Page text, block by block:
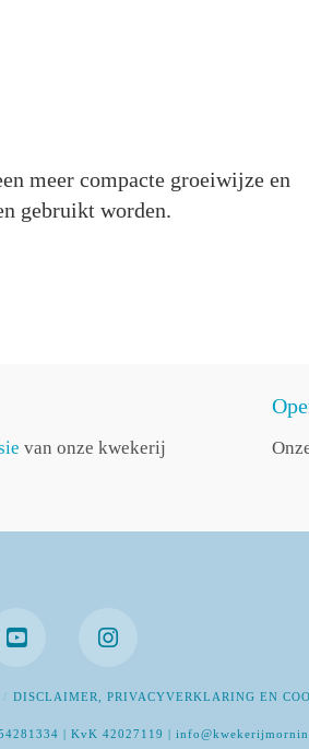
meer compacte groeiwijze en
gebruikt worden.
van onze kwekerij
DISCLAIMER, PRIVACYVERKLARING EN
| KvK 42027119 |